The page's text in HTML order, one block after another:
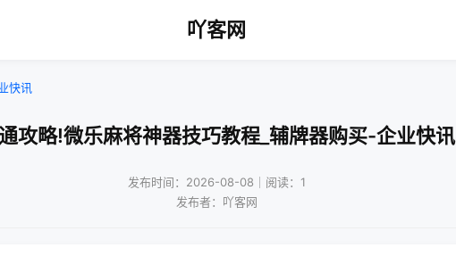
吖客网
快讯
攻略!微乐麻将神器技巧教程_辅牌器购买-企业快讯
发布时间：2026-08-08｜阅读：1
发布者：吖客网